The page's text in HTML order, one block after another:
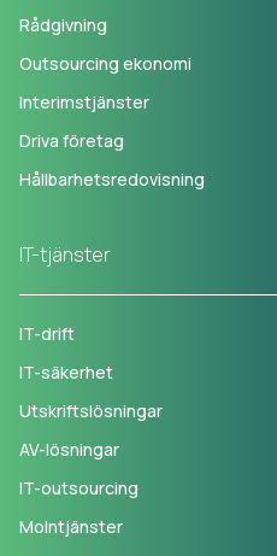
Rådgivning
Outsourcing ekonomi
Interimstjänster
Driva företag
Hållbarhetsredovisning
IT-tjänster
IT-drift
IT-säkerhet
Utskriftslösningar
AV-lösningar
IT-outsourcing
Molntjänster